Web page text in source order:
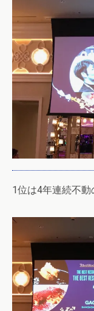
1位は4年連続不動